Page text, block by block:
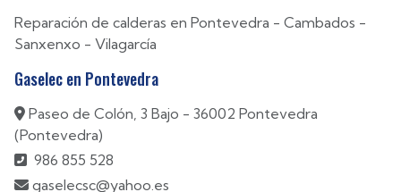
Reparación de calderas en Pontevedra - Cambados -
Sanxenxo - Vilagarcía
Gaselec en Pontevedra
Paseo de Colón, 3 Bajo - 36002 Pontevedra
(Pontevedra)
986 855 528
gaselecsc@yahoo.es